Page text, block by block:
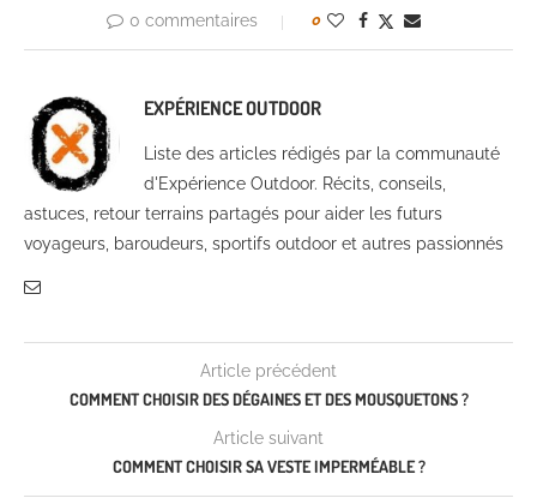
0 commentaires 0
EXPÉRIENCE OUTDOOR
Liste des articles rédigés par la communauté
d'Expérience Outdoor. Récits, conseils,
astuces, retour terrains partagés pour aider les futurs
voyageurs, baroudeurs, sportifs outdoor et autres passionnés
Article précédent
COMMENT CHOISIR DES DÉGAINES ET DES MOUSQUETONS ?
Article suivant
COMMENT CHOISIR SA VESTE IMPERMÉABLE ?